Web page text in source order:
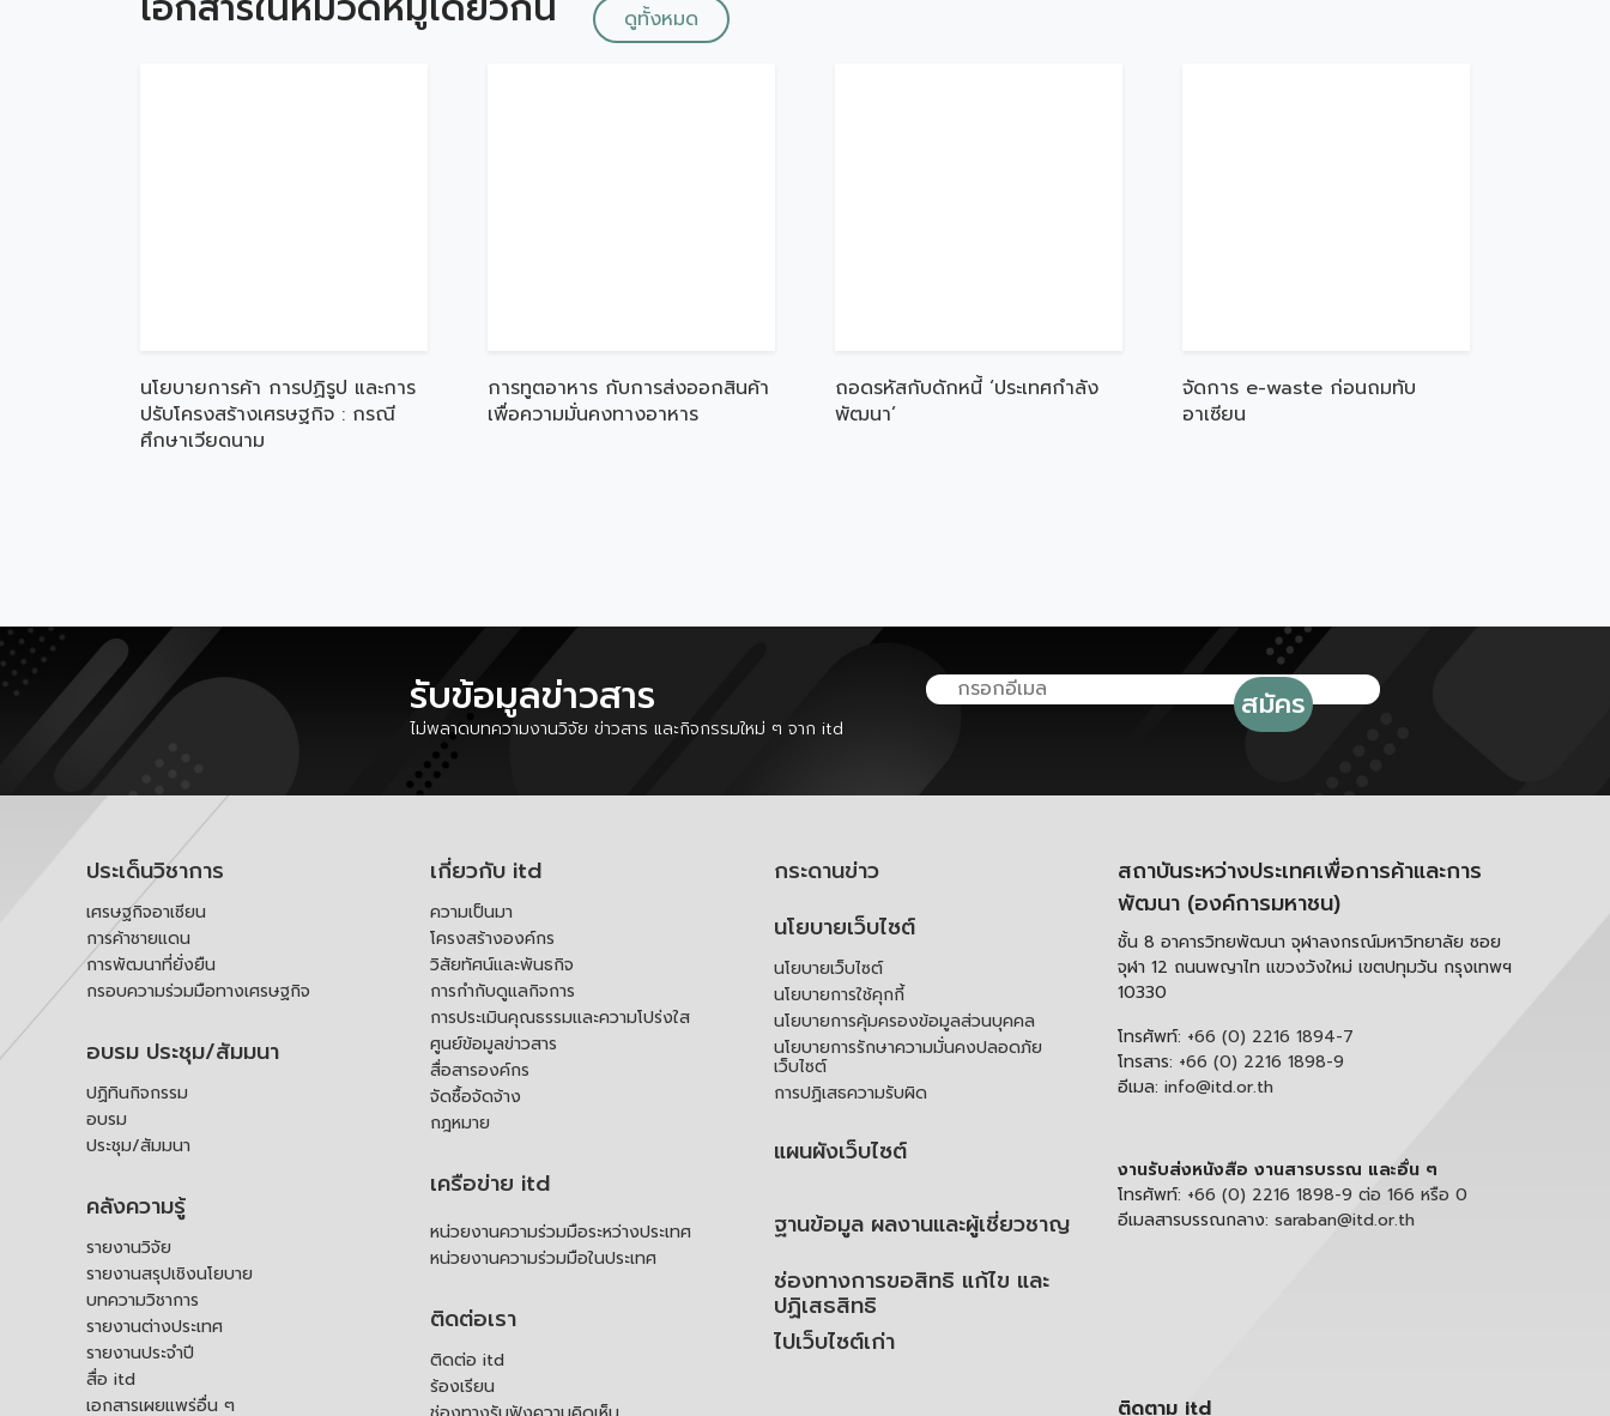
ดูทั้งหมด
นโยบายการค้า การปฏิรูป และการ
ปรับโครงสร้างเศรษฐกิจ : กรณี
ศึกษาเวียดนาม
การทูตอาหาร กับการส่งออกสินค้า
เพื่อความมั่นคงทางอาหาร
ถอดรหัสกับดักหนี้ ‘ประเทศกำลัง
พัฒนา’
จัดการ e-waste ก่อนถมทับ
อาเซียน
รับข้อมูลข่าวสาร
ไม่พลาดบทความงานวิจัย ข่าวสาร และกิจกรรมใหม่ ๆ จาก itd
ประเด็นวิชาการ
เศรษฐกิจอาเซียน
การค้าชายแดน
การพัฒนาที่ยั่งยืน
กรอบความร่วมมือทางเศรษฐกิจ
อบรม ประชุม/สัมมนา
ปฏิทินกิจกรรม
อบรม
ประชุม/สัมมนา
คลังความรู้
รายงานวิจัย
รายงานสรุปเชิงนโยบาย
บทความวิชาการ
รายงานต่างประเทศ
รายงานประจำปี
สื่อ itd
เอกสารเผยแพร่อื่น ๆ
เกี่ยวกับ itd
ความเป็นมา
โครงสร้างองค์กร
วิสัยทัศน์และพันธกิจ
การกำกับดูแลกิจการ
การประเมินคุณธรรมและความโปร่งใส
ศูนย์ข้อมูลข่าวสาร
สื่อสารองค์กร
จัดซื้อจัดจ้าง
กฎหมาย
เครือข่าย itd
หน่วยงานความร่วมมือระหว่างประเทศ
หน่วยงานความร่วมมือในประเทศ
ติดต่อเรา
ติดต่อ itd
ร้องเรียน
กระดานข่าว
นโยบายเว็บไซต์
นโยบายเว็บไซต์
นโยบายการใช้คุกกี้
นโยบายการคุ้มครองข้อมูลส่วนบุคคล
นโยบายการรักษาความมั่นคงปลอดภัย
เว็บไซต์
การปฏิเสธความรับผิด
แผนผังเว็บไซต์
ฐานข้อมูล ผลงานและผู้เชี่ยวชาญ
ช่องทางการขอสิทธิ แก้ไข และ
ปฏิเสธสิทธิ
ไปเว็บไซต์เก่า
สถาบันระหว่างประเทศเพื่อการค้าและการ
พัฒนา (องค์การมหาชน)
ชั้น 8 อาคารวิทยพัฒนา จุฬาลงกรณ์มหาวิทยาลัย ซอย
จุฬา 12 ถนนพญาไท แขวงวังใหม่ เขตปทุมวัน กรุงเทพฯ
10330
โทรศัพท์: +66 (0) 2216 1894-7
โทรสาร: +66 (0) 2216 1898-9
อีเมล: info@itd.or.th
งานรับส่งหนังสือ งานสารบรรณ และอื่น ๆ
โทรศัพท์: +66 (0) 2216 1898-9 ต่อ 166 หรือ 0
อีเมลสารบรรณกลาง: saraban@itd.or.th
ติดตาม itd